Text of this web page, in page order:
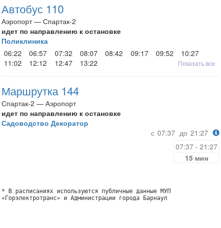
Автобус 110
Аэропорт — Спартак-2
идет по направлению к остановке
Поликлиника
06:22
06:57 07:32 08:07 08:42 09:17 09:52
10:27
11:02
12:12 12:47 13:22 Показать все
Маршрутка 144
Спартак-2 — Аэропорт
идет по направлению к остановке
Садоводство Декоратор
с 07:37 до 21:27
07:37 - 21:27
15 мин
* В расписаниях используются публичные данные МУП
«Горэлектротранс» и Администрации города Барнаул